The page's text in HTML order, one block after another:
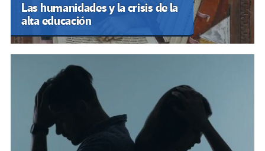
Las humanidades y la crisis de la
alta educación